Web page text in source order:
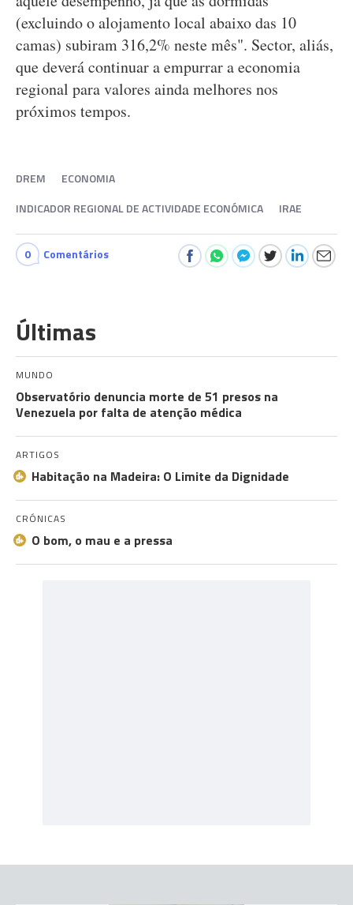
(excluindo o alojamento local abaixo das 10
camas) subiram 316,2% neste mês". Sector, aliás,
que deverá continuar a empurrar a economia
regional para valores ainda melhores nos
próximos tempos.
DREM
ECONOMIA
INDICADOR REGIONAL DE ACTIVIDADE ECONÓMICA
IRAE
0 Comentários
Últimas
MUNDO
Observatório denuncia morte de 51 presos na
Venezuela por falta de atenção médica
ARTIGOS
Habitação na Madeira: O Limite da Dignidade
CRÓNICAS
O bom, o mau e a pressa